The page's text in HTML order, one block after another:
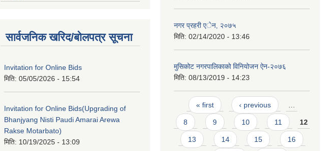
सार्वजनिक खरिद/बोलपत्र सूचना
Invitation for Online Bids
मिति: 05/05/2026 - 15:54
Invitation for Online Bids(Upgrading of
Bhanjyang Nisti Paudi Amarai Arewa
Rakse Motarbato)
मिति: 10/19/2025 - 13:09
नगर प्रहरी एेन, २०७५
मिति: 02/14/2020 - 13:46
मुसिकोट नगरपालिकाको विनियोजन ऐन-२०७६
मिति: 08/13/2019 - 14:23
Pages
« first ‹ previous …
8 9 10 11 12
13 14 15 16